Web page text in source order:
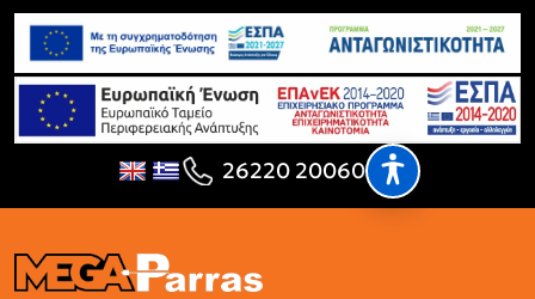
26220 20060